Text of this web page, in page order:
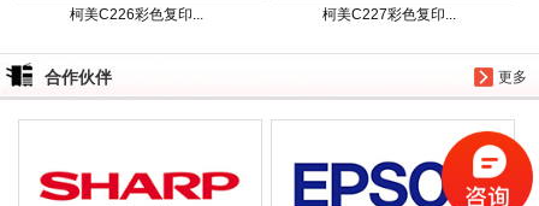
柯美C226彩色复印... 柯美C227彩色复印...
更多
合作伙伴